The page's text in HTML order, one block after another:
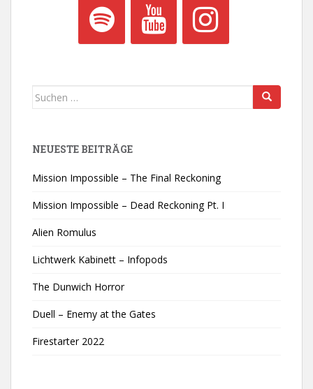
Suchen
NEUESTE BEITRÄGE
Mission Impossible – The Final Reckoning
Mission Impossible – Dead Reckoning Pt. I
Alien Romulus
Lichtwerk Kabinett – Infopods
The Dunwich Horror
Duell – Enemy at the Gates
Firestarter 2022